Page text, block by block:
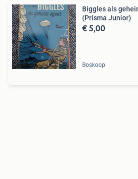
Biggles als
(Prisma Junior)
€ 5,00
Boskoop